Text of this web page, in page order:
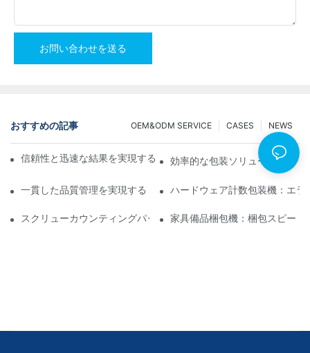
お問い合わせを送る
おすすめの記事 NEWS
CASES
OEM&ODM SERVICE
信頼性と迅速な結果を実現するスクリューカウンティング包装機
効率的な包装ソリューション：
一貫した品質管理を実現するトップクラスのハードウェア包装機
ハードウェア計数包装機：エ
スクリューカウンティングパッキングマシン：効率的なパッキン
家具備品梱包機：梱包スピード